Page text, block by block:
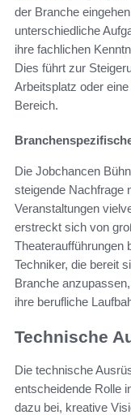
der Branche
unterschiedliche
ihre fachlichen
Dies führt zur
Arbeitsplatz oder
Bereich.
Die Jobchancen
steigende Nachfrage
Veranstaltungen
erstreckt sich von
Theateraufführungen
Techniker, die bereit
Branche
ihre berufliche
Technische
Die technische
entscheidende Rolle
dazu bei, kreative